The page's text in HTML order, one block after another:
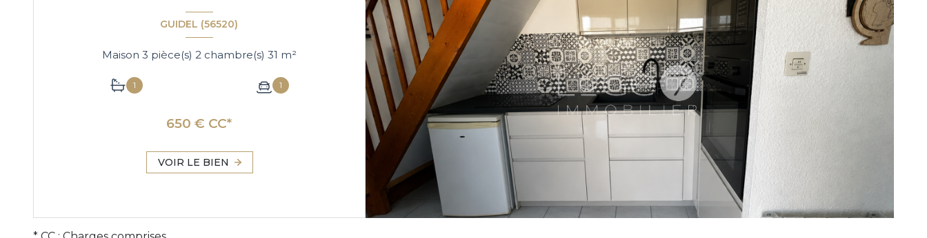
GUIDEL (56520)
Maison 3 pièce(s) 2 chambre(s) 31 m²
1 1
650 € CC*
VOIR LE BIEN